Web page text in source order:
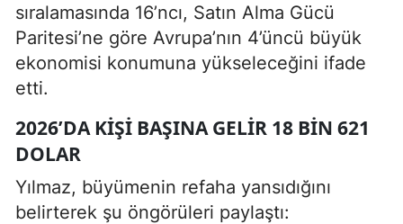
sıralamasında 16’ncı, Satın Alma Gücü
Paritesi’ne göre Avrupa’nın 4’üncü büyük
ekonomisi konumuna yükseleceğini ifade
etti.
2026’DA KIŞI BAŞINA GELIR 18 BIN 621
DOLAR
Yılmaz, büyümenin refaha yansıdığını
belirterek şu öngörüleri paylaştı: